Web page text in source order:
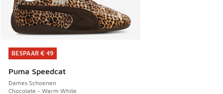
BESPAAR € 49
Puma Speedcat
Dames Schoenen
Chocolate - Warm White
BESPAAR € 49